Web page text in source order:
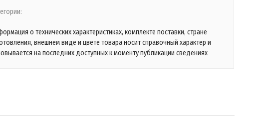
о технических характеристиках, комплекте поставки, стране
внешнем виде и цвете товара носит справочный характер и
на последних доступных к моменту публикации сведениях